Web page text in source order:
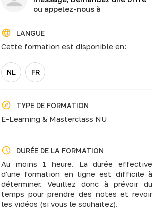
ou appelez-nous à
LANGUE
Cette formation est disponible en:
NL FR
TYPE DE FORMATION
E-Learning & Masterclass NU
DURÉE DE LA FORMATION
Au moins 1 heure. La durée effective
d'une formation en ligne est difficile à
déterminer. Veuillez donc à prévoir du
temps pour prendre des notes et revoir
les vidéos (si vous le souhaitez).